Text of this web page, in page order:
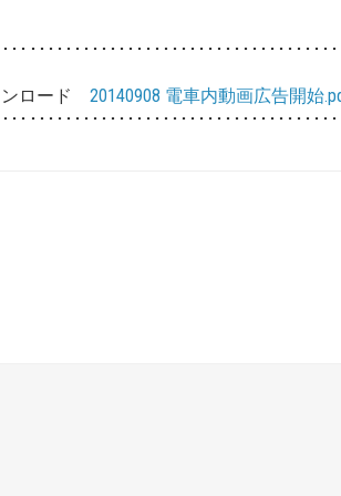
･･･････････････････････････････････
ロード 20140908 電車内動画広告開始
･･･････････････････････････････････